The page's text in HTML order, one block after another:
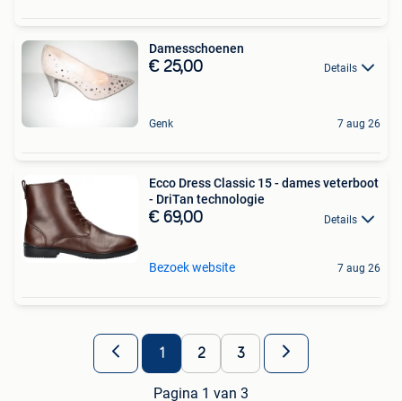
Damesschoenen
€ 25,00 Details
Genk 7 aug 26
Ecco Dress Classic 15 - dames veterboot
- DriTan technologie
€ 69,00 Details
Bezoek website 7 aug 26
1 2 3
Pagina 1 van 3